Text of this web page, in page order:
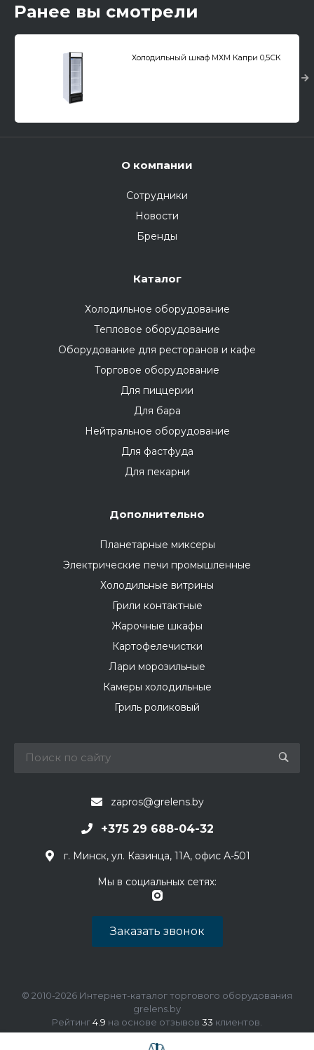
Ранее вы смотрели
Холодильный шкаф МХМ Капри 0,5СК
О компании
Сотрудники
Новости
Бренды
Каталог
Холодильное оборудование
Тепловое оборудование
Оборудование для ресторанов и кафе
Торговое оборудование
Для пиццерии
Для бара
Нейтральное оборудование
Для фастфуда
Для пекарни
Дополнительно
Планетарные миксеры
Электрические печи промышленные
Холодильные витрины
Грили контактные
Жарочные шкафы
Картофелечистки
Лари морозильные
Камеры холодильные
Гриль роликовый
zapros@grelens.by
+375 29 688-04-32
г. Минск, ул. Казинца, 11А, офис А-501
Мы в социальных сетях:
Заказать звонок
© 2010-2026 Интернет-каталог торгового оборудования
grelens.by
Рейтинг4.9 на основе отзывов 33 клиентов.